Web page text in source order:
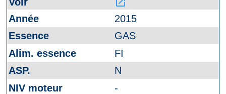
2015
GAS
FI
N
-